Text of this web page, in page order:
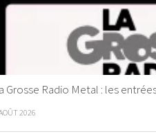
Grosse Radio Metal : les
2026